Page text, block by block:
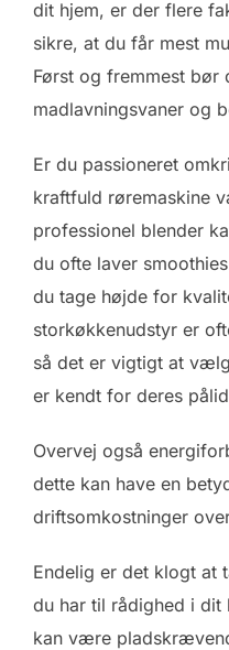
dit hjem, er der flere
sikre, at du får mest
Først og fremmest bør
madlavningsvaner og
Er du passioneret
kraftfuld røremaskine
professionel blender
du ofte laver
du tage højde for
storkøkkenudstyr er
så det er vigtigt at
er kendt for deres
Overvej også
dette kan have en
driftsomkostninger
Endelig er det klogt at
du har til rådighed i dit
kan være